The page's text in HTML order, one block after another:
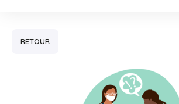
RETOUR